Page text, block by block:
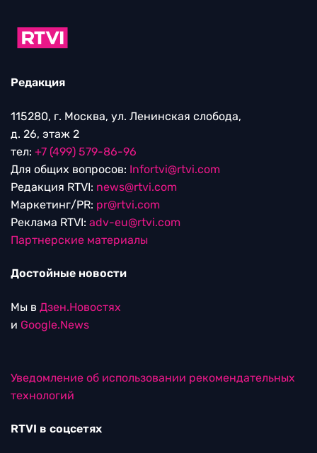
Редакция
115280, г. Москва, ул. Ленинская слобода,
д. 26, этаж 2
тел: +7 (499) 579-86-96
Для общих вопросов: Infortvi@rtvi.com
Редакция RTVI: news@rtvi.com
Маркетинг/PR: pr@rtvi.com
Реклама RTVI: adv-eu@rtvi.com
Партнерские материалы
Достойные новости
Мы в Дзен.Новостях
и Google.News
Уведомление об использовании рекомендательных
технологий
RTVI в соцсетях